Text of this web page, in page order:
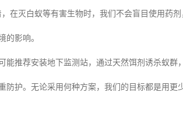
在灭白蚁等有害生物时，我们不会盲目使用药
的影响。
能推荐安装地下监测站，通过天然饵剂诱杀蚁群
防护。无论采用何种方案，我们的目标都是用